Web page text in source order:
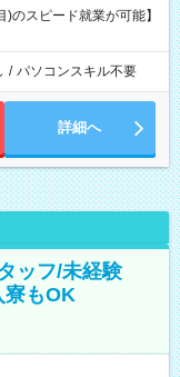
のスピード就業が可能】
/ パソコンスキル不要
詳細へ
ッフ/未経験
寮もOK